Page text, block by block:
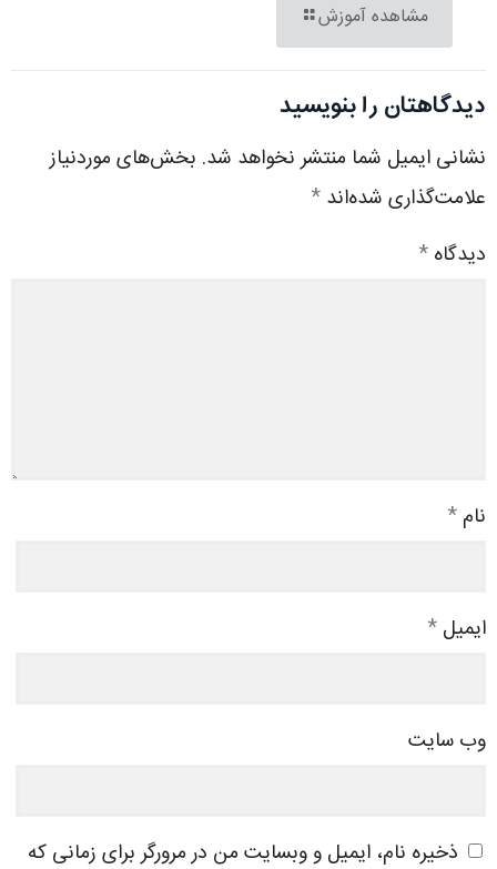
مشاهده آموزش
دیدگاهتان را بنویسید
نشانی ایمیل شما منتشر نخواهد شد. بخش‌های موردنیاز
علامت‌گذاری شده‌اند *
دیدگاه *
نام *
ایمیل *
وب‌ سایت
ذخیره نام، ایمیل و وبسایت من در مرورگر برای زمانی که